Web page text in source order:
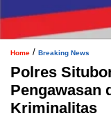
Home / Breaking News
Polres
Pengawasan
Kriminalitas